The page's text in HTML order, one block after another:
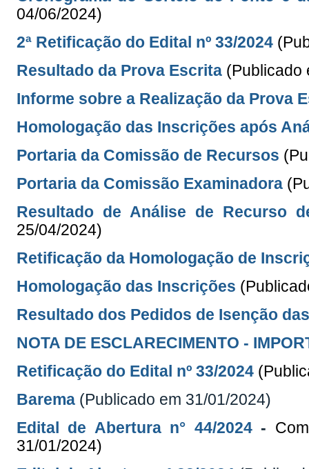
04/06/2024)
2ª Retificação do Edital nº 33/2024
Resultado da Prova Escrita (Publicado
Informe sobre a Realização da Prova
Homologação das Inscrições após
Portaria da Comissão de Recursos
Portaria da Comissão Examinadora
Resultado de Análise de Recurso
25/04/2024)
Retificação da Homologação de
Homologação das Inscrições
Resultado dos Pedidos de Isenção
NOTA DE ESCLARECIMENTO -
Retificação do Edital nº 33/2024
Barema (Publicado em 31/01/2024)
Edital de Abertura n° 44/2024-
31/01/2024)